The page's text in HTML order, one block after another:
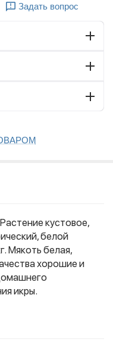
Задать вопрос
кустовое,
белой
Мякоть белая,
хорошие и
икры.